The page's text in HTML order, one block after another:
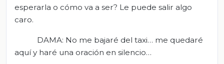
esperarla o cómo va a ser? Le puede salir algo
caro.
DAMA: No me bajaré del taxi… me quedaré
aquí y haré una oración en silencio…